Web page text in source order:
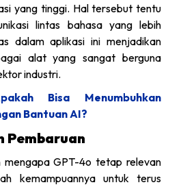
yang tinggi. Hal tersebut tentu
lintas bahasa yang lebih
dalam aplikasi ini menjadikan
alat yang sangat berguna
industri.
Bisa Menumbuhkan
Bantuan AI?
Pembaruan
mengapa GPT-4o tetap relevan
kemampuannya untuk terus